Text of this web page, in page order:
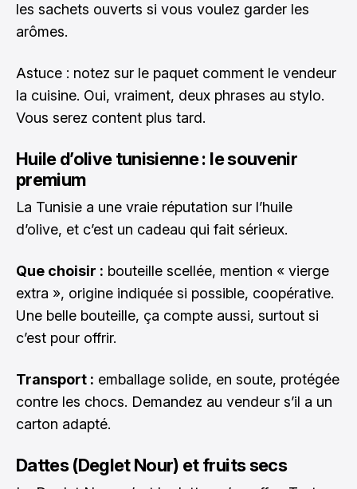
les sachets ouverts si vous voulez garder les
arômes.
Astuce : notez sur le paquet comment le vendeur
la cuisine. Oui, vraiment, deux phrases au stylo.
Vous serez content plus tard.
Huile d’olive tunisienne : le souvenir
premium
La Tunisie a une vraie réputation sur l’huile
d’olive, et c’est un cadeau qui fait sérieux.
Que choisir : bouteille scellée, mention « vierge
extra », origine indiquée si possible, coopérative.
Une belle bouteille, ça compte aussi, surtout si
c’est pour offrir.
Transport : emballage solide, en soute, protégée
contre les chocs. Demandez au vendeur s’il a un
carton adapté.
Dattes (Deglet Nour) et fruits secs